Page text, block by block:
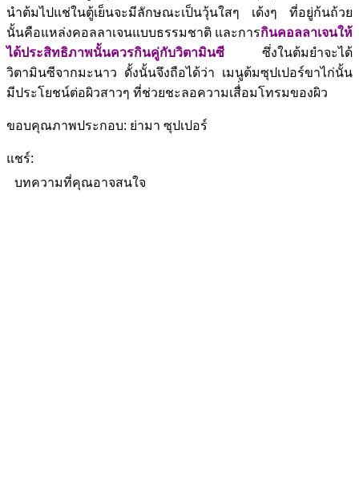
นำต้มไปแช่ในตู้เย็นจะมีลักษณะเป็นวุ้นใสๆ เด้งๆ ที่อยู่ก้นถ้วย
นั้นคือแหล่งคอลลาเจนแบบธรรมชาติ และการกินคอลลาเจนให้
ได้ประสิทธิภาพนั้นควรกินคู่กับวิตามินซี
ซึ่งในต้มยำจะได้
วิตามินซีจากมะนาว ดั้งนั้นจึงถือได้ว่า เมนูต้มซุปเปอร์ขาไก่นั้น
มีประโยชน์ต่อผิวสาวๆ ที่ช่วยชะลอความเสื่่อมโทรมของผิว
ขอบคุณภาพประกอบ: ย่ามา ซุปเปอร์
แชร์:
บทความที่คุณอาจสนใจ